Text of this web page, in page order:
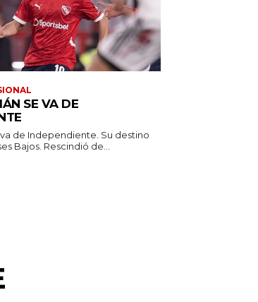
SE VA DE
de Independiente. Su destino
estará en los Países Bajos. Rescindió de...